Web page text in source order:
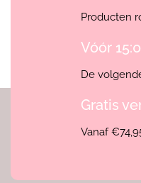
Producten
Vóór
De
Gratis
Vanaf